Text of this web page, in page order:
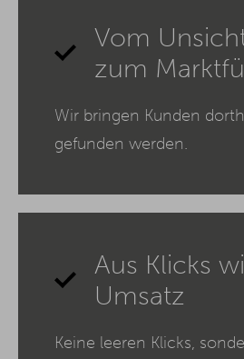
Vom
zum
Wir bringen Kunden
gefunden werden.
Aus Klicks
Umsatz
Keine leeren Klicks,